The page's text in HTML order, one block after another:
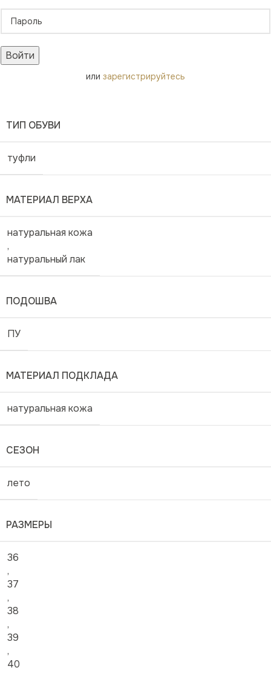
Войти
или зарегистрируйтесь
ТИП ОБУВИ
туфли
МАТЕРИАЛ ВЕРХА
натуральная кожа
,
натуральный лак
ПОДОШВА
ПУ
МАТЕРИАЛ ПОДКЛАДА
натуральная кожа
СЕЗОН
лето
РАЗМЕРЫ
36
,
37
,
38
,
39
,
40